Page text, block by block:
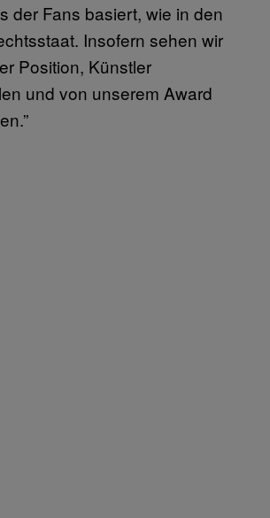
der Fans basiert, wie in den
Insofern sehen wir
Position, Künstler
und von unserem Award